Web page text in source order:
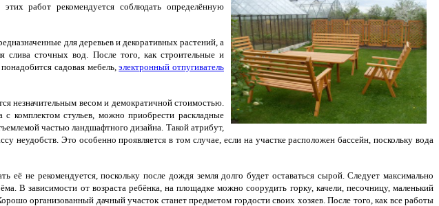
работ рекомендуется соблюдать определённую
для деревьев и декоративных растений, а
слива сточных вод.
После того, как строительные и
садовая мебель,электронный отпугиватель
незначительным весом и демократичной стоимостью.
с комплектом стульев, можно приобрести раскладные
частью ландшафтного дизайна. Такой атрибут,
Это особенно проявляется в том случае, если на участке расположен бассейн, поскольку вода
не рекомендуется, поскольку после дождя земля долго будет оставаться сырой. Следует максимально
В зависимости от возраста ребёнка, на площадке можно соорудить горку, качели, песочницу, маленький
организованный дачный участок станет предметом гордости своих хозяев. После того, как все работы